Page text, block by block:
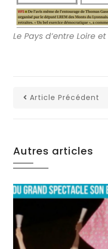
Le Pays d’entre Loire
Article Précédent
Autres articles